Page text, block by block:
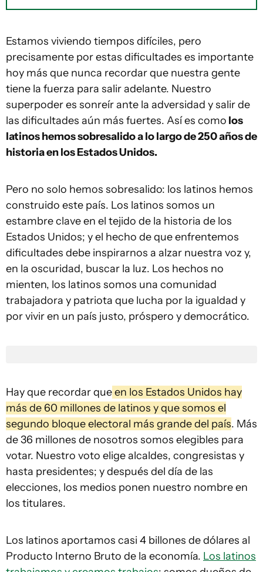
Estamos viviendo tiempos difíciles, pero
precisamente por estas dificultades es importante
hoy más que nunca recordar que nuestra gente
tiene la fuerza para salir adelante. Nuestro
superpoder es sonreír ante la adversidad y salir de
las dificultades aún más fuertes. Así es como los
latinos hemos sobresalido a lo largo de 250 años de
historia en los Estados Unidos.
Pero no solo hemos sobresalido: los latinos hemos
construido este país. Los latinos somos un
estambre clave en el tejido de la historia de los
Estados Unidos; y el hecho de que enfrentemos
dificultades debe inspirarnos a alzar nuestra voz y,
en la oscuridad, buscar la luz. Los hechos no
mienten, los latinos somos una comunidad
trabajadora y patriota que lucha por la igualdad y
por vivir en un país justo, próspero y democrático.
Hay que recordar queen los Estados Unidos hay
más de 60 millones de latinos y que somos el
segundo bloque electoral más grande del país. Más
de 36 millones de nosotros somos elegibles para
votar. Nuestro voto elige alcaldes, congresistas y
hasta presidentes; y después del día de las
elecciones, los medios ponen nuestro nombre en
los titulares.
Los latinos aportamos casi 4 billones de dólares al
Producto Interno Bruto de la economía. Los latinos